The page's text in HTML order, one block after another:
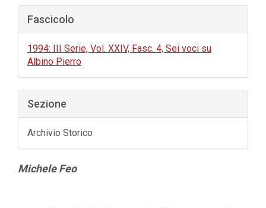
Fascicolo
1994: III Serie, Vol. XXIV, Fasc. 4, Sei voci su
Albino Pierro
Sezione
Archivio Storico
Contenuto
Michele Feo